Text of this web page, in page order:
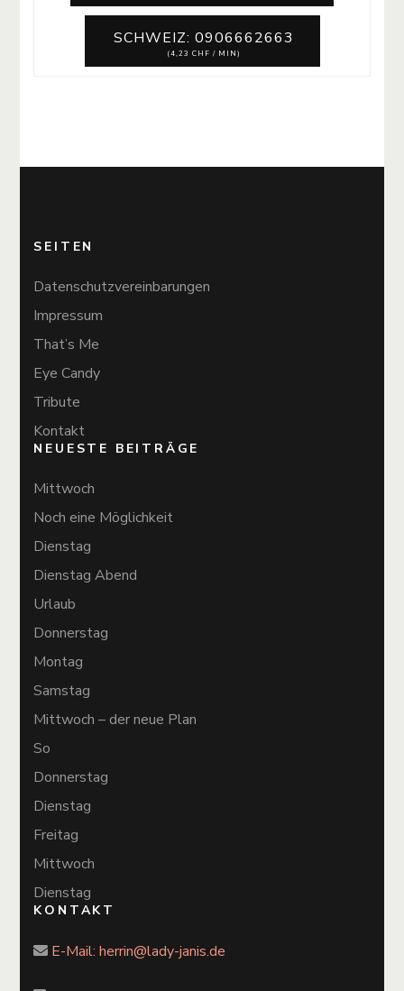
SCHWEIZ: 0906662663
(4,23 CHF / MIN)
SEITEN
Datenschutzvereinbarungen
Impressum
That’s Me
Eye Candy
Tribute
Kontakt
NEUESTE BEITRÄGE
Mittwoch
Noch eine Möglichkeit
Dienstag
Dienstag Abend
Urlaub
Donnerstag
Montag
Samstag
Mittwoch – der neue Plan
So
Donnerstag
Dienstag
Freitag
Mittwoch
Dienstag
KONTAKT
E-Mail:herrin@lady-janis.de